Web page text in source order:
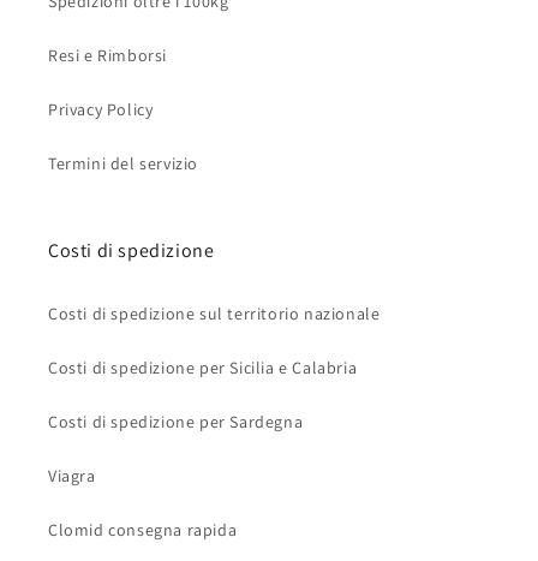
Resi e Rimborsi
Privacy Policy
Termini del servizio
Costi di spedizione
Costi di spedizione sul territorio nazionale
Costi di spedizione per Sicilia e Calabria
Costi di spedizione per Sardegna
Viagra
Clomid consegna rapida